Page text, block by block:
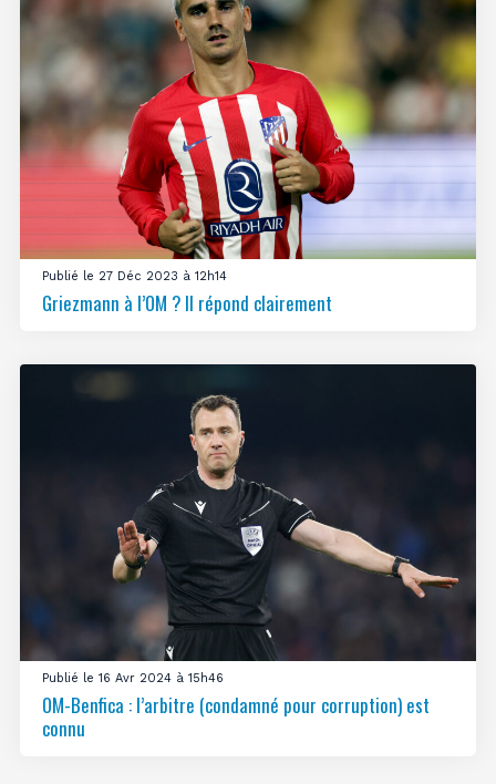
Publié le 27 Déc 2023 à 12h14
Griezmann à l’OM ? Il répond clairement
Publié le 16 Avr 2024 à 15h46
OM-Benfica : l’arbitre (condamné pour corruption) est
connu